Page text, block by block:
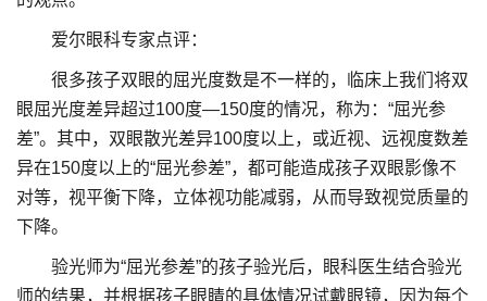
爱尔眼科专家点评：
很多孩子双眼的屈光度数是不一样的，临床上我们将双
眼屈光度差异超过100度—150度的情况，称为：“屈光参
差”。其中，双眼散光差异100度以上，或近视、远视度数差
异在150度以上的“屈光参差”，都可能造成孩子双眼影像不
对等，视平衡下降，立体视功能减弱，从而导致视觉质量的
下降。
验光师为“屈光参差”的孩子验光后，眼科医生结合验光
师的结果，并根据孩子眼睛的具体情况试戴眼镜，因为每个